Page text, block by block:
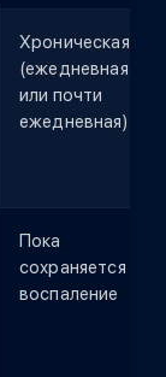
Хроническая
(ежедневная
или почти
ежедневная)
Пока
сохраняется
воспаление